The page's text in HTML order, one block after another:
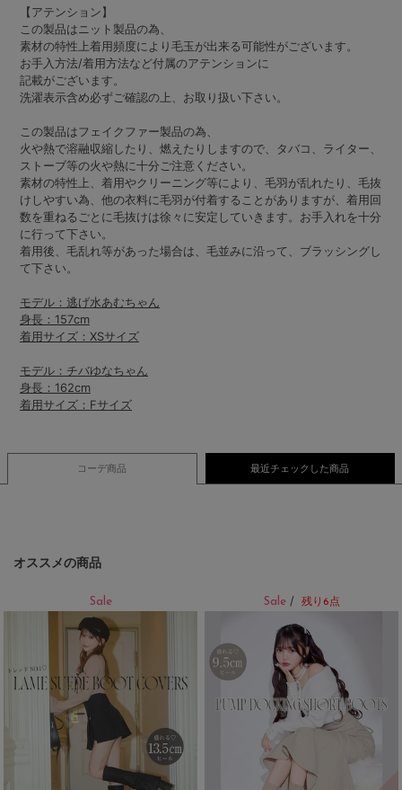
【アテンション】
この製品はニット製品の為、
素材の特性上着用頻度により毛玉が出来る可能性がございます。
お手入方法/着用方法など付属のアテンションに
記載がございます。
洗濯表示含め必ずご確認の上、お取り扱い下さい。
この製品はフェイクファー製品の為、
火や熱で溶融収縮したり、燃えたりしますので、タバコ、ライター、
ストーブ等の火や熱に十分ご注意ください。
素材の特性上、着用やクリーニング等により、毛羽が乱れたり、毛抜
けしやすい為、他の衣料に毛羽が付着することがありますが、着用回
数を重ねるごとに毛抜けは徐々に安定していきます。お手入れを十分
に行って下さい。
着用後、毛乱れ等があった場合は、毛並みに沿って、ブラッシングし
て下さい。
モデル：逃げ水あむちゃん
身長：157cm
着用サイズ：XSサイズ
モデル：チバゆなちゃん
身長：162cm
着用サイズ：Fサイズ
コーデ商品 最近チェックした商品
オススメの商品
Sale Sale/ 残り6点